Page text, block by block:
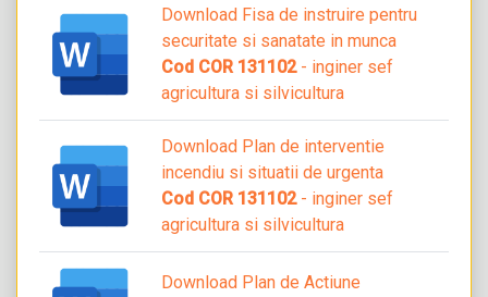
Download Fisa de instruire pentru
securitate si sanatate in munca
Cod COR 131102- inginer sef
agricultura si silvicultura
Download Plan de interventie
incendiu si situatii de urgenta
Cod COR 131102- inginer sef
agricultura si silvicultura
Download Plan de Actiune